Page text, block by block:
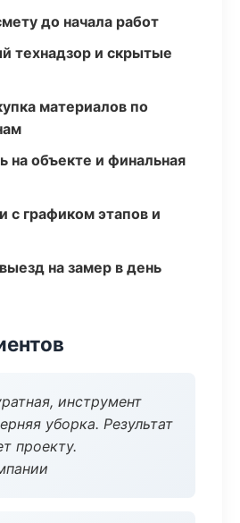
до начала работ
технадзор и скрытые
материалов по
на объекте и финальная
с графиком этапов и
на замер в день
инструмент
уборка. Результат
проекту.